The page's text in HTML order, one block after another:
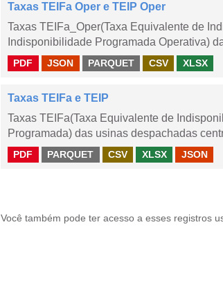
Taxas TEIFa Oper e TEIP Oper
Taxas TEIFa_Oper(Taxa Equivalente de
Indisponibilidade Programada Operativa)
PDF JSON PARQUET CSV XLSX
Taxas TEIFa e TEIP
Taxas TEIFa(Taxa Equivalente de
Programada) das usinas despachadas
PDF PARQUET CSV XLSX JSON
Você também pode ter acesso a esses registros